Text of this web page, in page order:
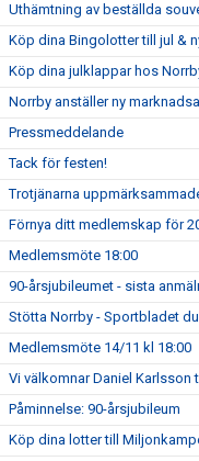
Uthämtning av beställda
Köp dina Bingolotter till jul &
Köp dina julklappar hos
Norrby anställer ny
Pressmeddelande
Tack för festen!
Trotjänarna
Förnya ditt medlemskap för
Medlemsmöte 18:00
90-årsjubileumet - sista
Stötta Norrby - Sportbladet
Medlemsmöte 14/11 kl 18:00
Vi välkomnar Daniel Karlsson
Påminnelse: 90-årsjubileum
Köp dina lotter till